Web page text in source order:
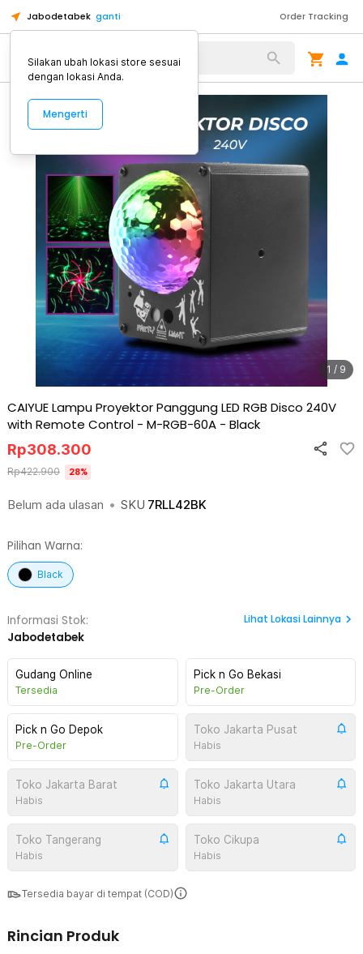
Jabodetabek ganti Order Tracking
Alat Kopi
1 / 9
CAIYUE Lampu Proyektor Panggung LED RGB Disco 240V
with Remote Control - M-RGB-60A - Black
Belum ada ulasan • SKU 7RLL42BK
Rp308.300
Rp422.900 28%
Pilihan Warna:
Black
Informasi Stok:
Jabodetabek
Lihat Lokasi Lainnya
Gudang Online
Tersedia
Pick n Go Bekasi
Pre-Order
Pick n Go Depok
Pre-Order
Toko Jakarta Pusat
Habis
Toko Jakarta Barat
Habis
Toko Jakarta Utara
Habis
Toko Tangerang
Habis
Toko Cikupa
Habis
Tersedia bayar di tempat (COD)
Rincian Produk
Silakan ubah lokasi store sesuai
dengan lokasi Anda.
Mengerti